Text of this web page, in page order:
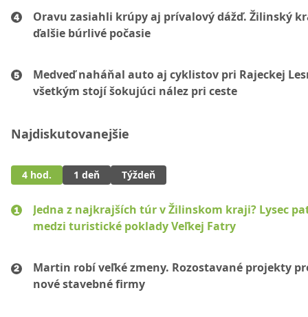
Oravu zasiahli krúpy aj prívalový dážď. Žilinský
ďalšie búrlivé počasie
Medveď naháňal auto aj cyklistov pri Rajeckej
všetkým stojí šokujúci nález pri ceste
Najdiskutovanejšie
4 hod. 1 deň Týždeň
Jedna z najkrajších túr v Žilinskom kraji? Lysec
medzi turistické poklady Veľkej Fatry
Martin robí veľké zmeny. Rozostavané projekty
nové stavebné firmy